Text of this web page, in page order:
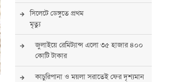
সিলেটে ডেঙ্গুতে প্রথম
মৃত্যু
জুলাইয়ে রেমিট্যান্স এলো ৩৫ হাজার ৪০০
কোটি টাকার
কাচুরিপানা ও ময়লা সরাতেই ফের দৃশ্যমান